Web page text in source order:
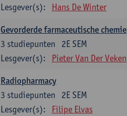
Lesgever(s):
Hans De Winter
Gevorderde farmaceutische chemie
2E SEM
3 studiepunten
Lesgever(s):
Pieter Van Der Veken
Radiopharmacy
2E SEM
3 studiepunten
Lesgever(s):
Filipe Elvas